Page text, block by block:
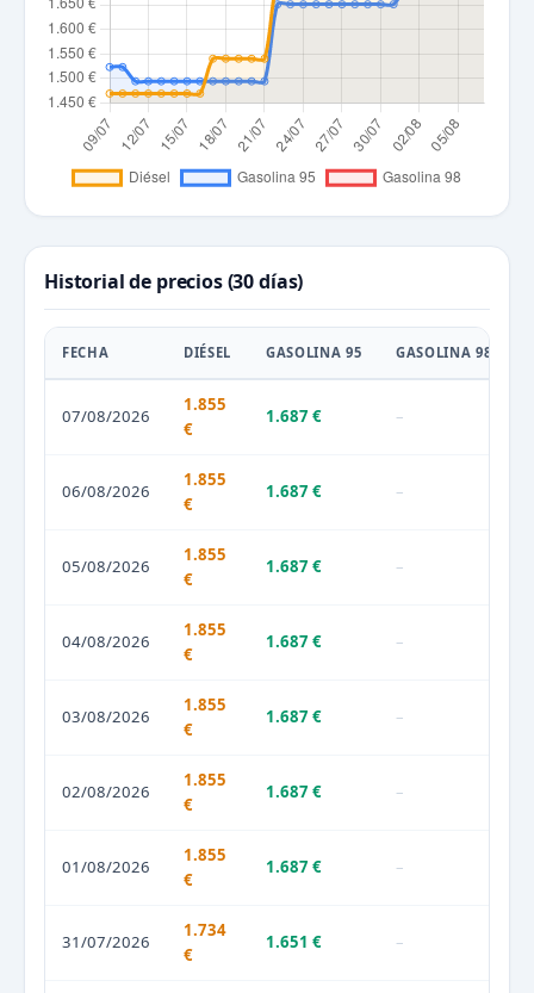
Historial de precios (30 días)
FECHA DIÉSEL GASOLINA 95 GASOLINA 98
07/08/2026
1.855
€
1.687 € –
06/08/2026
1.855
€
1.687 € –
05/08/2026
1.855
€
1.687 € –
04/08/2026
1.855
€
1.687 € –
03/08/2026
1.855
€
1.687 € –
02/08/2026
1.855
€
1.687 € –
01/08/2026
1.855
€
1.687 € –
31/07/2026
1.734
€
1.651 € –